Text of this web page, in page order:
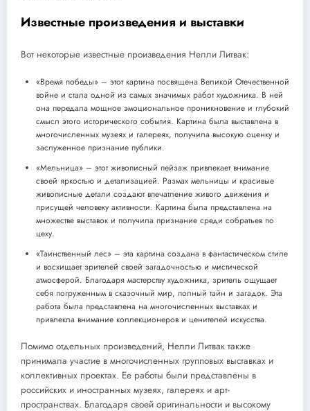
Известные произведения и выставки
Вот некоторые известные произведения Нелли Литвак:
«Время победы» – этот картина посвящена Великой Отечественной
войне и стала одной из самых значимых работ художника. В ней
она передала мощное эмоциональное проникновение и глубокий
смысл этого исторического события. Картина была выставлена в
многочисленных музеях и галереях, получила высокую оценку и
заслуженное признание публики.
«Мельница» – этот живописный пейзаж привлекает внимание
своей яркостью и детализацией. Размах мельницы и красивые
живописные детали создают впечатление живого движения и
присущей человеку активности. Картина была представлена на
множестве выставок и получила признание среди собратьев по
цеху.
«Таинственный лес» – эта картина создана в фантастическом стиле
и восхищает зрителей своей загадочностью и мистической
атмосферой. Благодаря мастерству художника, зритель ощущает
себя погруженным в сказочный мир, полный тайн и загадок. Эта
работа была представлена на многочисленных выставках и
привлекла внимание коллекционеров и ценителей искусства.
Помимо отдельных произведений, Нелли Литвак также
принимала участие в многочисленных групповых выставках и
коллективных проектах. Ее работы были представлены в
российских и иностранных музеях, галереях и арт-
пространствах. Благодаря своей оригинальности и высокому